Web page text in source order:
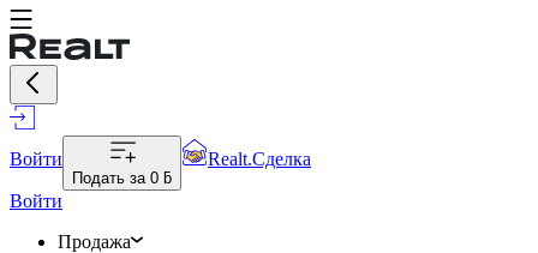
Войти
Подать за 0 ƃ
Realt.Сделка
Войти
Продажа